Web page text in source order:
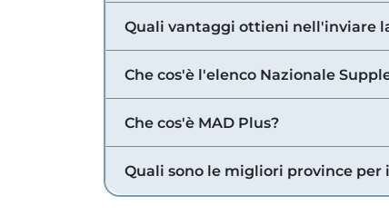
Quali vantaggi ottieni nell'inviare
Che cos'è l'elenco Nazionale
Che cos'è MAD Plus?
Quali sono le migliori province per